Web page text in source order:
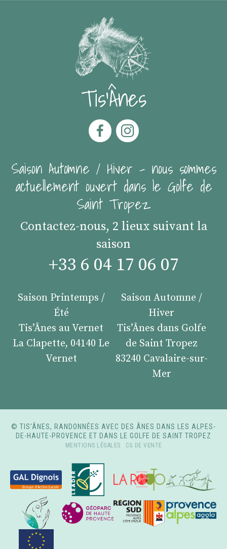
Tis'Ânes
Saison Automne / Hiver - nous sommes
actuellement ouvert dans le Golfe de
Saint Tropez
Contactez-nous, 2 lieux suivant la
saison
+33 6 04 17 06 07
Saison Printemps /
Été
Tis’Ânes au Vernet
La Clapette, 04140 Le
Vernet
Saison Automne /
Hiver
Tis’Ânes dans Golfe
de Saint Tropez
83240 Cavalaire-sur-
Mer
© TIS’ÂNES, RANDONNÉES AVEC DES ÂNES DANS LES ALPES-
DE-HAUTE-PROVENCE ET DANS LE GOLFE DE SAINT TROPEZ
MENTIONS LÉGALES - CG DE VENTE